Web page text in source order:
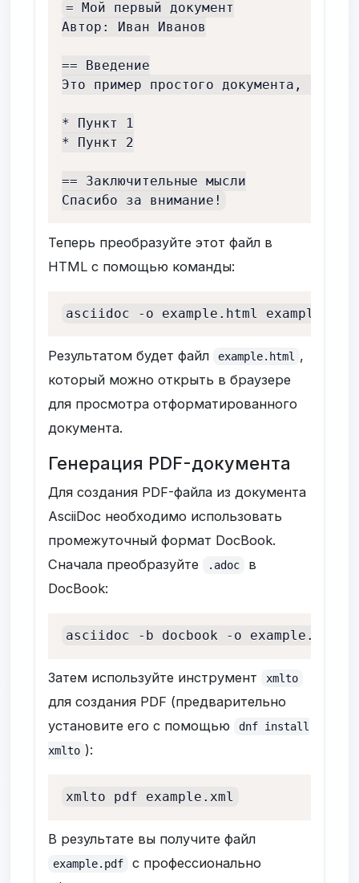
= Мой первый документ
Автор: Иван Иванов
== Введение
Это пример простого документа,
* Пункт 1
* Пункт 2
== Заключительные мысли
Спасибо за внимание!
Теперь преобразуйте этот файл в
HTML с помощью команды:
asciidoc -o example.html
Результатом будет файл example.html
,
который можно открыть в браузере
для просмотра отформатированного
документа.
Генерация PDF-документа
Для создания PDF-файла из документа
AsciiDoc необходимо использовать
промежуточный формат DocBook.
Сначала преобразуйте
.adoc
в
DocBook:
asciidoc -b docbook -o example.xml
Затем используйте инструмент xmlto
для создания PDF (предварительно
установите его с помощью
dnf install
xmlto ):
xmlto pdf example.xml
В результате вы получите файл
example.pdf
с профессионально